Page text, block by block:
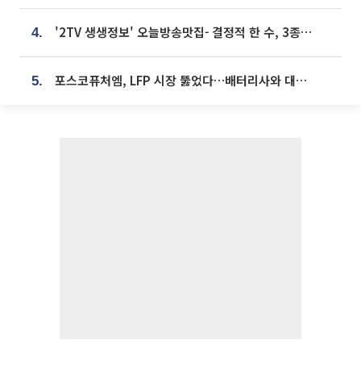
4. '2TV 생생정보' 오늘방송맛집- 결정적 한 수, 3종 메밀면! 메밀 소바 맛집 '의○○○○'
5. 포스코퓨처엠, LFP 시장 뚫었다…배터리사와 대규모 장기 공급 합의